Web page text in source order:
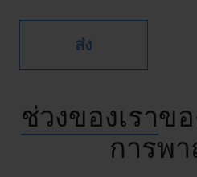
ช่วงของเราข
การพ